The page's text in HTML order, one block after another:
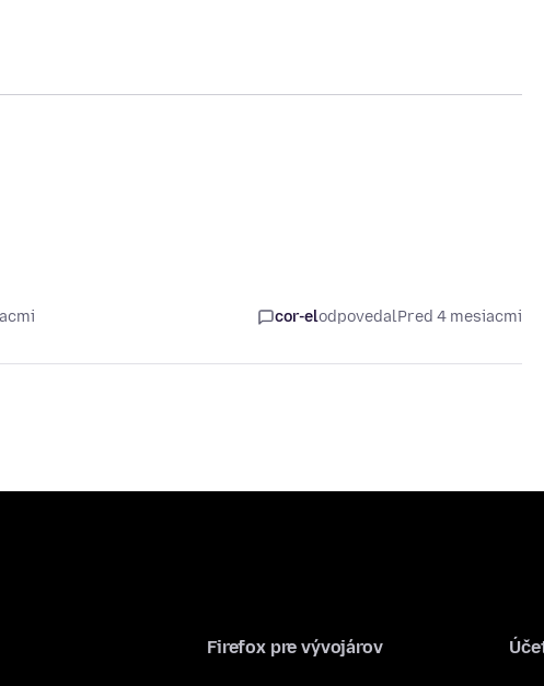
cor-elodpovedalPred 4 mesiacmi
Firefox pre vývojárov